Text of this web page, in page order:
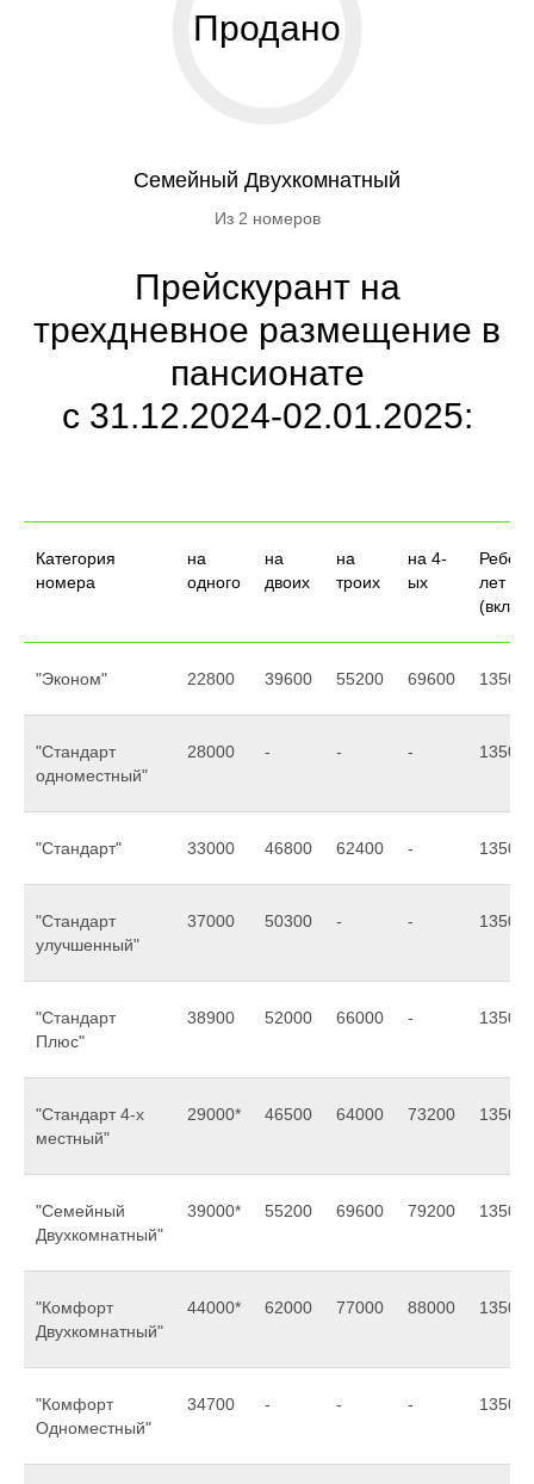
Продано
Семейный Двухкомнатный
Из 2 номеров
Прейскурант на
трехдневное размещение в
пансионате
с 31.12.2024-02.01.2025:
Категория
номера
на
одного
на
двоих
на
троих
на 4-
ых
лет
"Эконом" 22800 39600 55200 69600 13500
"Стандарт
одноместный"
28000 - - - 13500
"Стандарт" 33000 46800 62400 - 13500
"Стандарт
улучшенный"
37000 50300 - - 13500
"Стандарт
Плюс"
38900 52000 66000 - 13500
"Стандарт 4-х
местный"
29000* 46500 64000 73200 13500
"Семейный
Двухкомнатный"
39000* 55200 69600 79200 13500
"Комфорт
Двухкомнатный"
44000* 62000 77000 88000 13500
"Комфорт
Одноместный"
34700 - - - 13500